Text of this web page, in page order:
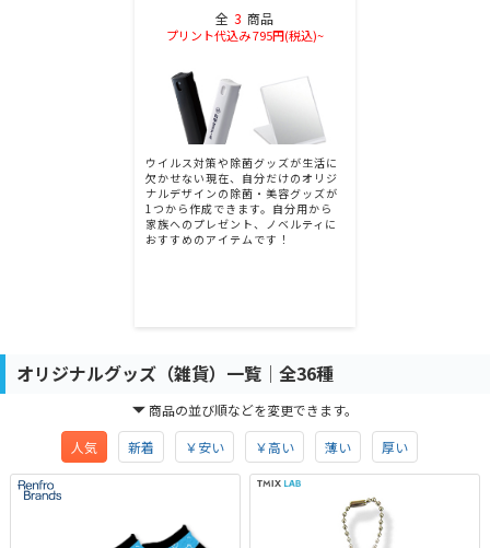
全 3 商品
プリント代込み 795円(税込)~
ウイルス対策や除菌グッズが生活に
欠かせない現在、自分だけのオリジ
ナルデザインの除菌・美容グッズが
1つから作成できます。自分用から
家族へのプレゼント、ノベルティに
おすすめのアイテムです！
オリジナルグッズ（雑貨）一覧│全36種
商品の並び順などを変更できます。
人気
新着 ￥安い ￥高い 薄い 厚い